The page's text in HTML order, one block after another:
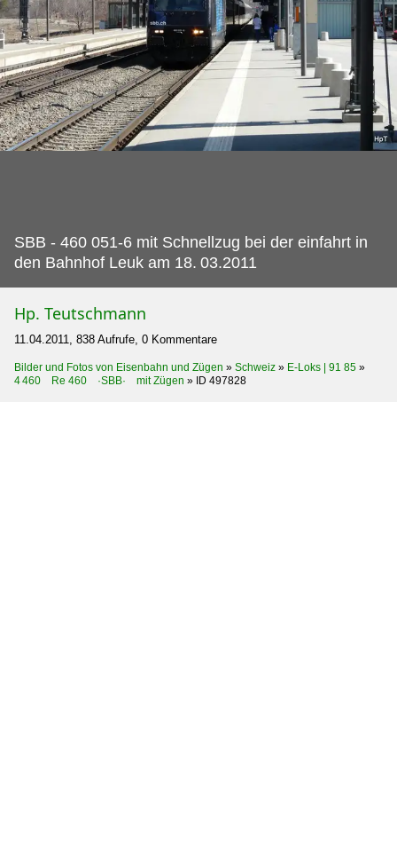
SBB - 460 051-6 mit Schnellzug bei der einfahrt in
den Bahnhof Leuk am 18. 03.2011
Hp. Teutschmann
11.04.2011, 838 Aufrufe, 0 Kommentare
Bilder und Fotos von Eisenbahn und Zügen » Schweiz » E-Loks | 91 85 »
4 460 Re 460 ·SBB· mit Zügen » ID 497828